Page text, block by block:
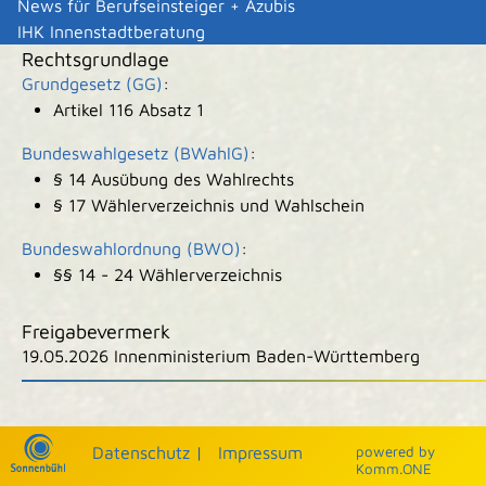
News für Berufseinsteiger + Azubis
IHK Innenstadtberatung
Rechtsgrundlage
Grundgesetz (GG) :
Artikel 116 Absatz 1
Bundeswahlgesetz (BWahlG) :
§ 14 Ausübung des Wahlrechts
§ 17 Wählerverzeichnis und Wahlschein
Bundeswahlordnung (BWO) :
§§ 14 - 24 Wählerverzeichnis
Freigabevermerk
19.05.2026 Innenministerium Baden-Württemberg
powered by
Komm.ONE
Datenschutz | Impressum